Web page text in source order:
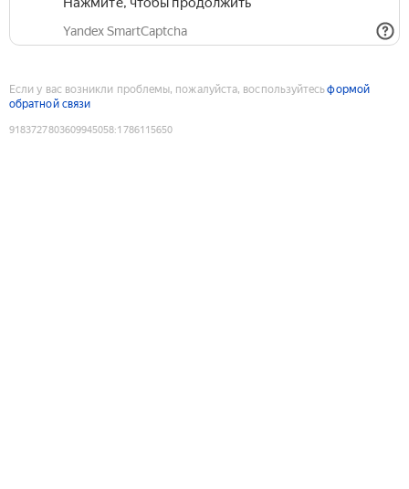
Yandex SmartCaptcha
Если у вас возникли проблемы, пожалуйста, воспользуйтесьформой
обратной связи
9183727803609945058:1786115650